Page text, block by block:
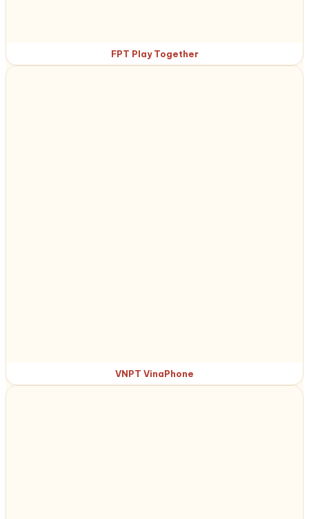
FPT Play Together
VNPT VinaPhone